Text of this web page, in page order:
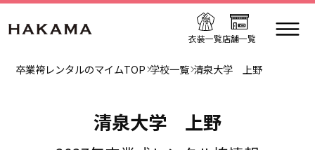
衣装一覧店舗一覧
卒業袴レンタルのマイムTOP 学校一覧 清泉大学 上野
清泉大学 上野